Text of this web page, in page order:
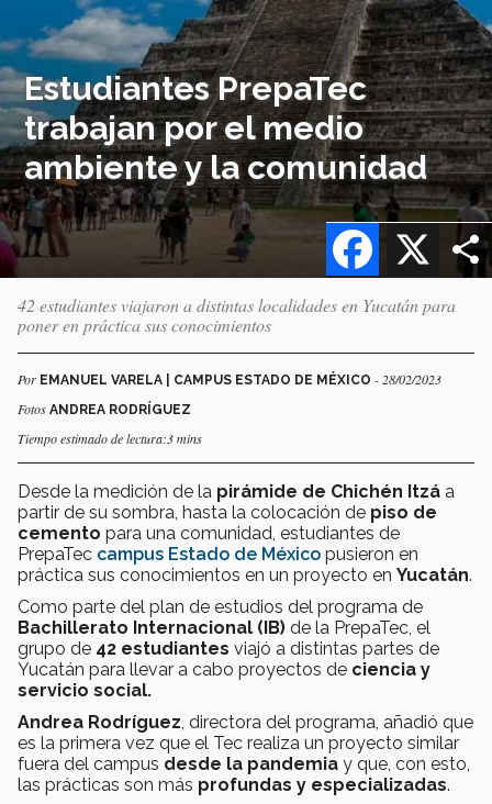
Estudiantes PrepaTec
trabajan por el medio
ambiente y la comunidad
X
Facebook
42 estudiantes viajaron a distintas localidades en Yucatán para
poner en práctica sus conocimientos
Por EMANUEL VARELA | CAMPUS ESTADO DE MÉXICO - 28/02/2023
Fotos ANDREA RODRÍGUEZ
Tiempo estimado de lectura:3 mins
Desde la medición de la pirámide de Chichén Itzá a
partir de su sombra, hasta la colocación de piso de
cemento para una comunidad, estudiantes de
PrepaTec campus Estado de México pusieron en
práctica sus conocimientos en un proyecto en Yucatán.
Como parte del plan de estudios del programa de
Bachillerato Internacional (IB) de la PrepaTec, el
grupo de 42 estudiantes viajó a distintas partes de
Yucatán para llevar a cabo proyectos de ciencia y
servicio social.
Andrea Rodríguez , directora del programa, añadió que
es la primera vez que el Tec realiza un proyecto similar
fuera del campus desde la pandemia y que, con esto,
las prácticas son más profundas y especializadas.